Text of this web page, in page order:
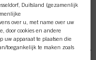
Duitsland (gezamenlijk
over u, met name over uw
door cookies en andere
uw apparaat te plaatsen die
toegankelijk te maken zoals